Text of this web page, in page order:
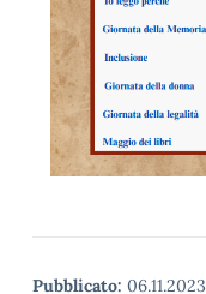
Pubblicato: 06.11.2023